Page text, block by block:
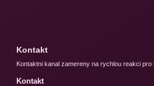
Kontakt
Kontaktni kanal zamereny na rychlou reakci pro
Kontakt